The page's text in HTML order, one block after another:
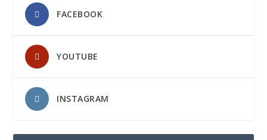
FACEBOOK
YOUTUBE
INSTAGRAM